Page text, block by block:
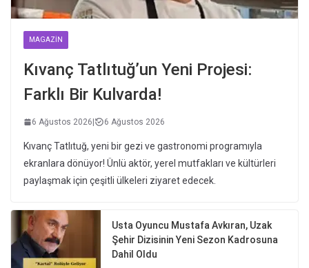
MAGAZIN
Kıvanç Tatlıtuğ’un Yeni Projesi:
Farklı Bir Kulvarda!
6 Ağustos 2026 6 Ağustos 2026
Kıvanç Tatlıtuğ, yeni bir gezi ve gastronomi programıyla
ekranlara dönüyor! Ünlü aktör, yerel mutfakları ve kültürleri
paylaşmak için çeşitli ülkeleri ziyaret edecek.
Usta Oyuncu Mustafa Avkıran, Uzak
Şehir Dizisinin Yeni Sezon Kadrosuna
Dahil Oldu